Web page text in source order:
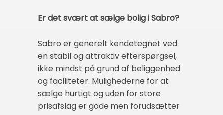
Er det svært at sælge bolig i Sabro?
Sabro er generelt kendetegnet ved
en stabil og attraktiv efterspørgsel,
ikke mindst på grund af beliggenhed
og faciliteter. Mulighederne for at
sælge hurtigt og uden for store
prisafslag er gode men forudsætter